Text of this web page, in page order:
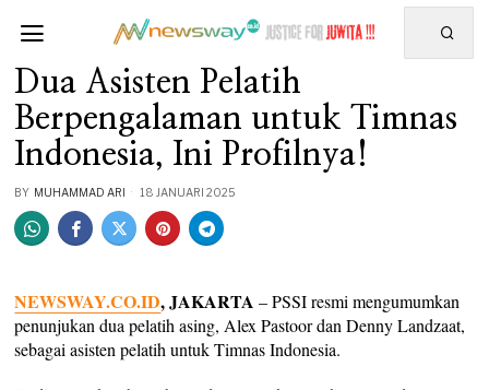
Dua Asisten Pelatih
Berpengalaman untuk Timnas
Indonesia, Ini Profilnya!
BY MUHAMMAD ARI 18 JANUARI 2025
NEWSWAY.CO.ID, JAKARTA – PSSI resmi mengumumkan
penunjukan dua pelatih asing, Alex Pastoor dan Denny Landzaat,
sebagai asisten pelatih untuk Timnas Indonesia.